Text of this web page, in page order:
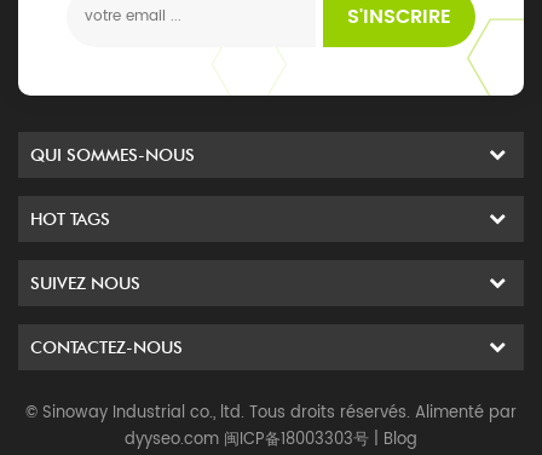
compile arsenic (as2o3) nmt
1 ppm compile sulfate (so4)
nmt 0,040% compile fer (fe)
nmt 10 ppm compile chlorure
résidu de solvant répondre à
nombre total de plaques 10
levure & amp; moule 300 ufc
négatif staphylocoque
S'INSCRIRE
QUI SOMMES-NOUS
HOT TAGS
SUIVEZ NOUS
CONTACTEZ-NOUS
© Sinoway Industrial co., ltd. Tous droits réservés. Alimenté par
dyyseo.com 闽ICP备18003303号 | Blog